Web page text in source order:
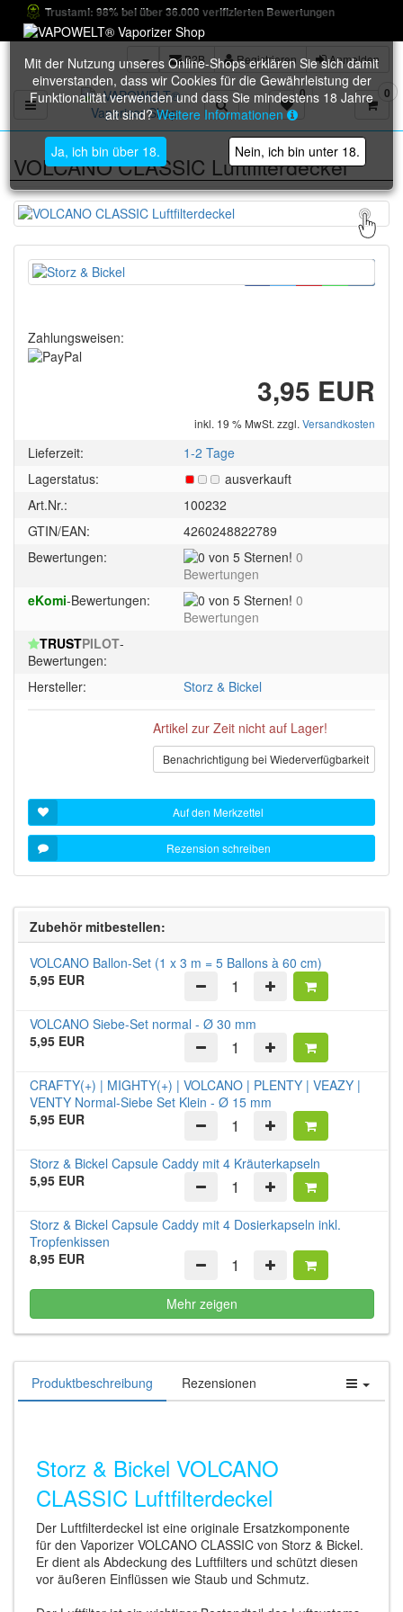
Trustami: 98% bei über 36.000 verifizierten Bewertungen
B2B Registrieren Anmelden
Toggle navigation
0 0
Mit der Nutzung unseres Online-Shops erklären Sie sich damit
einverstanden, dass wir Cookies für die Gewährleistung der
Funktionalität verwenden und dass Sie mindestens 18 Jahre
alt sind?Weitere Informationen
Ja, ich bin über 18. Nein, ich bin unter 18.
VOLCANO CLASSIC Luftfilterdeckel
Zahlungsweisen:
3,95 EUR
inkl. 19 % MwSt. zzgl. Versandkosten
Lieferzeit:
1-2 Tage
Lagerstatus:
ausverkauft
Art.Nr.:
100232
GTIN/EAN:
4260248822789
Bewertungen:
0
Sternen!
0
Bewertungen
eKomi-Bewertungen:
00
Bewertungen
TRUSTPILOT-
Bewertungen:
Hersteller:
Storz & Bickel
Artikel zur Zeit nicht auf Lager!
Benachrichtigung bei Wiederverfügbarkeit
Auf den Merkzettel
Rezension schreiben
Zubehör mitbestellen:
VOLCANO Ballon-Set (1 x 3 m = 5 Ballons à 60 cm)
5,95 EUR
VOLCANO Siebe-Set normal - Ø 30 mm
5,95 EUR
CRAFTY(+) | MIGHTY(+) | VOLCANO | PLENTY | VEAZY |
VENTY Normal-Siebe Set Klein - Ø 15 mm
5,95 EUR
Storz & Bickel Capsule Caddy mit 4 Kräuterkapseln
5,95 EUR
Storz & Bickel Capsule Caddy mit 4 Dosierkapseln inkl.
Tropfenkissen
8,95 EUR
Mehr zeigen
Produktbeschreibung Rezensionen
Storz & Bickel VOLCANO
CLASSIC Luftfilterdeckel
Der Luftfilterdeckel ist eine originale Ersatzkomponente
für den Vaporizer VOLCANO CLASSIC von Storz & Bickel.
Er dient als Abdeckung des Luftfilters und schützt diesen
vor äußeren Einflüssen wie Staub und Schmutz.